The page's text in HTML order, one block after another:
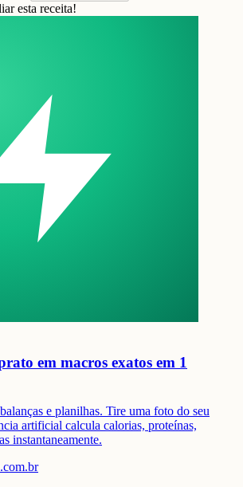
esta receita!
em macros exatos em 1
e planilhas. Tire uma foto do seu
artificial calcula calorias, proteínas,
instantaneamente.